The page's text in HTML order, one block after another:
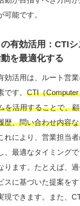
可能です。
有効活用：CTIシ
を最適化する
効活用は、ルート営
です。 CTI（Computer
を活用することで、
歴、問い合わせ内容
れにより、営業担当
、最適なタイミング
ります。たとえば、
スに基づいた提案を
現できます。また、